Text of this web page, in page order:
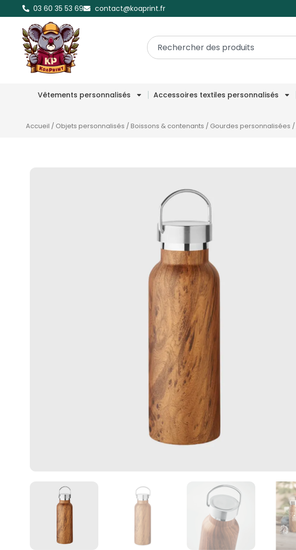
03 60 35 53 69 contact@koaprint.fr
Vêtements personnalisés Accessoires textiles personnalisés
Accueil / Objets personnalisés /Boissons & contenants / Gourdes personnalisées /